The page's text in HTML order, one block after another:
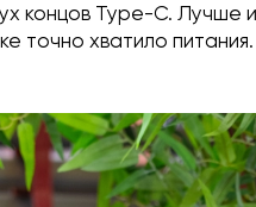
концов Type-C. Лучше
точно хватило питания.